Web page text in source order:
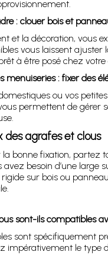
: clouer bois et
et la décoration, vous
vous laissent
à être posé chez votre
menuiseries : fixer des
ou vos
permettent de gérer
des agrafes et clous
la bonne fixation, partez
avez besoin d’une large
sur bois ou
sont-ils compatibles
sont spécifiquement
impérativement le type